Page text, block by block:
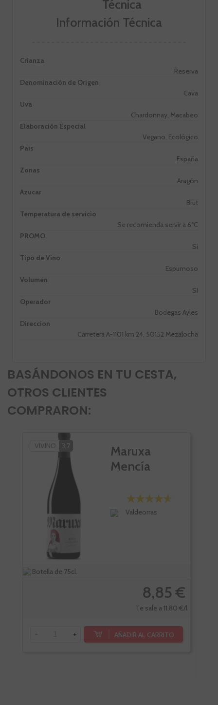
Información Técnica
Crianza
Reserva
Denominación de Origen
Cava
Uva
Chardonnay, Macabeo
Elaboración Especial
Vegano, Ecológico
Pais
España
Zonas
Aragón
Azucar
Brut
Temperatura de servicio
Se recomienda servir a 6ºC
PROMO
Si
Tipo de Vino
Espumoso
Volumen
SI
Operador
Bodegas Ayles
Direccion
Carretera A-1101 km 24, 50152 Mezalocha
BASÁNDONOS EN TU CESTA,
OTROS CLIENTES
COMPRARON:
VIVINO 3,7
Maruxa
Mencía
Valdeorras
Botella de 75cl.
8,85 €
Te sale a 11,80 €/l
- + AÑADIR AL CARRITO